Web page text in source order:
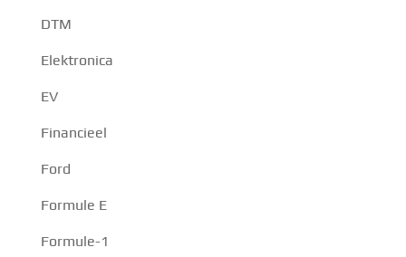
DTM
Elektronica
EV
Financieel
Ford
Formule E
Formule-1